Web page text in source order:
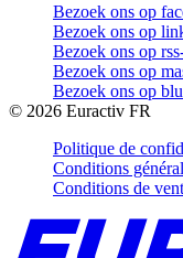
Bezoek ons op
Bezoek ons op
Bezoek ons op
Bezoek ons op
Bezoek ons op
© 2026 Euractiv FR
Politique de
Conditions
Conditions de